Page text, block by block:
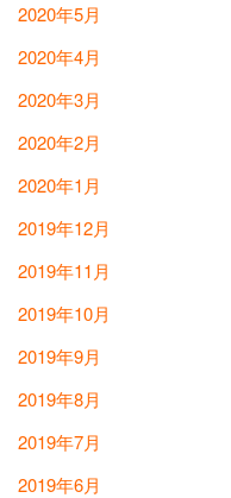
2020年5月
2020年4月
2020年3月
2020年2月
2020年1月
2019年12月
2019年11月
2019年10月
2019年9月
2019年8月
2019年7月
2019年6月